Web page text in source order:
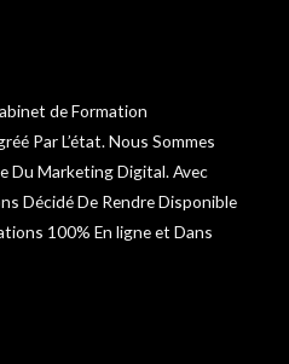
de Formation
Par L’état. Nous Sommes
Du Marketing Digital. Avec
Décidé De Rendre Disponible
100% En ligne et Dans